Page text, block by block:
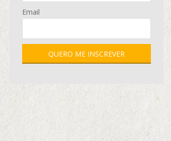
Email